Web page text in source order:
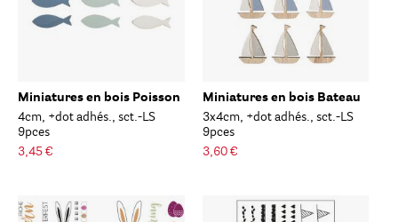
Miniatures en bois Poisson
4cm, +dot adhés., sct.-LS
9pces
3,45 €
Miniatures en bois Bateau
3x4cm, +dot adhés., sct.-LS
9pces
3,60 €